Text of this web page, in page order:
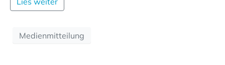
Medienmitteilung